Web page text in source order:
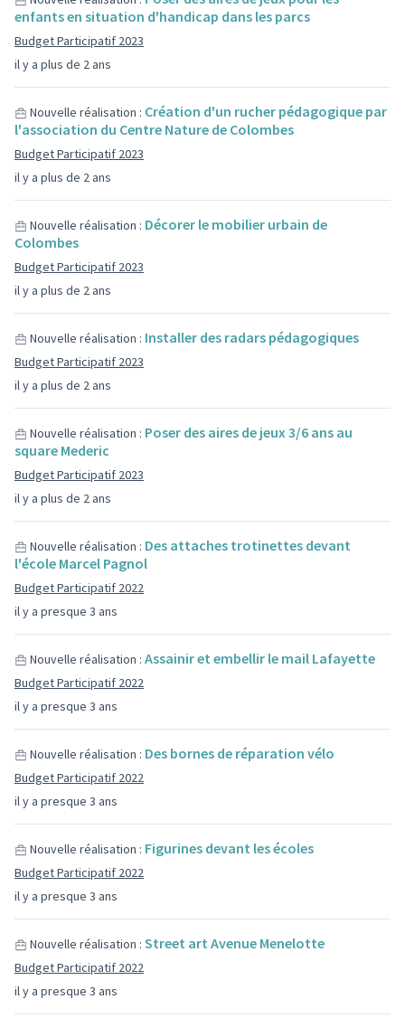
il y a plus de 2 ans
enfants en situation d'handicap dans les parcs
Budget Participatif 2023
il y a plus de 2 ans
Nouvelle réalisation : Création d'un rucher pédagogique par
l'association du Centre Nature de Colombes
Budget Participatif 2023
il y a plus de 2 ans
Nouvelle réalisation : Décorer le mobilier urbain de
Colombes
Budget Participatif 2023
il y a plus de 2 ans
Nouvelle réalisation : Installer des radars pédagogiques
Budget Participatif 2023
il y a plus de 2 ans
Nouvelle réalisation : Poser des aires de jeux 3/6 ans au
square Mederic
Budget Participatif 2023
il y a presque 3 ans
Nouvelle réalisation : Des attaches trotinettes devant
l'école Marcel Pagnol
Budget Participatif 2022
il y a presque 3 ans
Nouvelle réalisation : Assainir et embellir le mail Lafayette
Budget Participatif 2022
il y a presque 3 ans
Nouvelle réalisation : Des bornes de réparation vélo
Budget Participatif 2022
il y a presque 3 ans
Nouvelle réalisation : Figurines devant les écoles
Budget Participatif 2022
il y a presque 3 ans
Nouvelle réalisation : Street art Avenue Menelotte
Budget Participatif 2022